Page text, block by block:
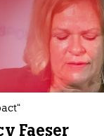
Faeser